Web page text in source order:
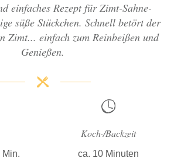
einfaches Rezept für Zimt-Sahne-
süße Stückchen. Schnell betört der
Zimt... einfach zum Reinbeißen und
Genießen.
Min.
Koch-/Backzeit
ca. 10 Minuten